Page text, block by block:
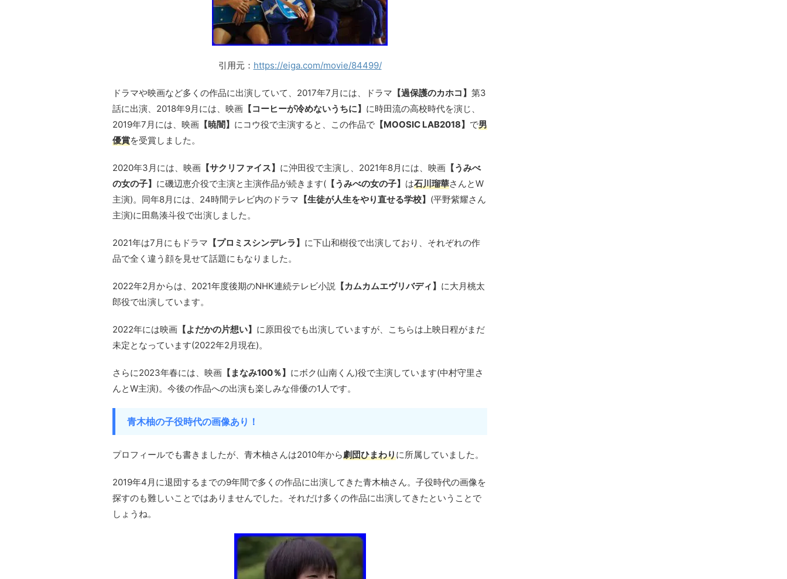
引用元： https://eiga.com/movie/84499/
ドラマや映画など多くの作品に出演していて、2017年7月には、ドラマ 【過保護のカホコ】 第3
話に出演、2018年9月には、映画 【コーヒーが冷めないうちに】 に時田流の高校時代を演じ、
2019年7月には、映画 【暁闇】 にコウ役で主演すると、この作品で 【MOOSIC LAB2018】 で男
優賞を受賞しました。
2020年3月には、映画 【サクリファイス】 に沖田役で主演し、2021年8月には、映画 【うみべ
の女の子】 に磯辺恵介役で主演と主演作品が続きます( 【うみべの女の子】 は石川瑠華さんとW
主演)。同年8月には、24時間テレビ内のドラマ 【生徒が人生をやり直せる学校】 (平野紫耀さん
主演)に田島湊斗役で出演しました。
2021年は7月にもドラマ 【プロミスシンデレラ】 に下山和樹役で出演しており、それぞれの作
品で全く違う顔を見せて話題にもなりました。
2022年2月からは、2021年度後期のNHK連続テレビ小説 【カムカムエヴリバディ】 に大月桃太
郎役で出演しています。
2022年には映画 【よだかの片想い】 に原田役でも出演していますが、こちらは上映日程がまだ
未定となっています(2022年2月現在)。
さらに2023年春には、映画 【まなみ100％】 にボク(山南くん)役で主演しています(中村守里さ
んとW主演)。今後の作品への出演も楽しみな俳優の1人です。
青木柚の子役時代の画像あり！
プロフィールでも書きましたが、青木柚さんは2010年から劇団ひまわりに所属していました。
2019年4月に退団するまでの9年間で多くの作品に出演してきた青木柚さん。子役時代の画像を
探すのも難しいことではありませんでした。それだけ多くの作品に出演してきたということで
しょうね。